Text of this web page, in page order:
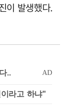
이 발생했다.
라고 하냐"